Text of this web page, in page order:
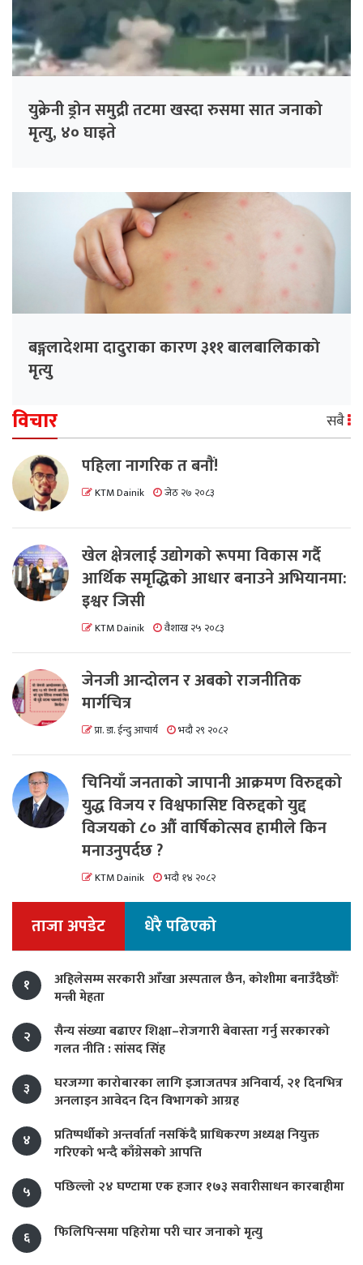
युक्रेनी ड्रोन समुद्री तटमा खस्दा रुसमा सात जनाको
मृत्यु, ४० घाइते
बङ्गलादेशमा दादुराका कारण ३११ बालबालिकाको
मृत्यु
विचार सबै
पहिला नागरिक त बनाैं!
KTM Dainik जेठ २७ २०८३
खेल क्षेत्रलाई उद्योगको रूपमा विकास गर्दै
आर्थिक समृद्धिको आधार बनाउने अभियानमा:
इश्वर जिसी
KTM Dainik वैशाख २५ २०८३
जेनजी आन्दोलन र अबको राजनीतिक
मार्गचित्र
प्रा. डा. ईन्दु आचार्य भदौ २९ २०८२
चिनियाँ जनताको जापानी आक्रमण विरुद्दको
युद्ध विजय र विश्वफासिष्ट विरुद्दको युद्द
विजयको ८० औं वार्षिकोत्सव हामीले किन
मनाउनुपर्दछ ?
KTM Dainik भदौ १४ २०८२
ताजा अपडेट धेरै पढिएको
१
अहिलेसम्म सरकारी आँखा अस्पताल छैन, कोशीमा बनाउँदैछौँः
मन्त्री मेहता
२
सैन्य संख्या बढाएर शिक्षा–रोजगारी बेवास्ता गर्नु सरकारको
गलत नीति : सांसद सिंह
३
घरजग्गा कारोबारका लागि इजाजतपत्र अनिवार्य, २१ दिनभित्र
अनलाइन आवेदन दिन विभागको आग्रह
४
प्रतिष्पर्धीको अन्तर्वार्ता नसकिँदै प्राधिकरण अध्यक्ष नियुक्त
गरिएको भन्दै काँग्रेसको आपत्ति
५
पछिल्लो २४ घण्टामा एक हजार १७३ सवारीसाधन कारबाहीमा
६ फिलिपिन्समा पहिरोमा परी चार जनाको मृत्यु